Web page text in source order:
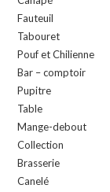
Fauteuil
Tabouret
Pouf et Chilienne
Bar – comptoir
Pupitre
Table
Mange-debout
Collection
Brasserie
Canelé